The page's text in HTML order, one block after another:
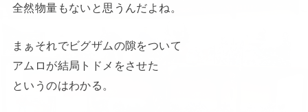
全然物量もないと思うんだよね。
まぁそれでビグザムの隙をついて
アムロが結局トドメをさせた
というのはわかる。